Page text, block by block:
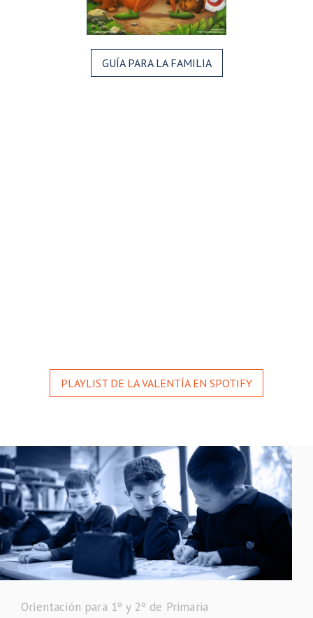
GUÍA PARA LA FAMILIA
PLAYLIST DE LA VALENTÍA EN SPOTIFY
Orientación para 1º y 2º de Primaria